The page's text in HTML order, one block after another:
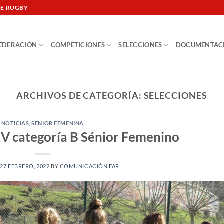
RUGBY
COMPETICIONES SELECCIONES
ARCHIVOS DE CATEGORÍA: SELECCIONES
NOTICIAS ,SENIOR FEMENINA
categoría B Sénior Femenino
27 FEBRERO, 2022 BY COMUNICACIÓN FAR